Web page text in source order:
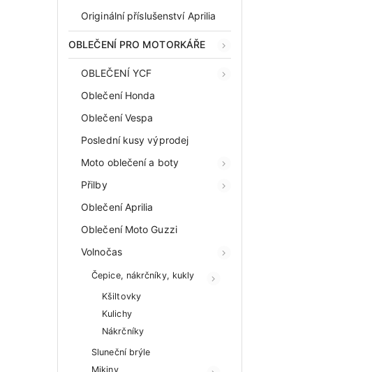
Originální příslušenství Aprilia
OBLEČENÍ PRO MOTORKÁŘE
OBLEČENÍ YCF
Oblečení Honda
Oblečení Vespa
Poslední kusy výprodej
Moto oblečení a boty
Přilby
Oblečení Aprilia
Oblečení Moto Guzzi
Volnočas
Čepice, nákrčníky, kukly
Kšiltovky
Kulichy
Nákrčníky
Sluneční brýle
Mikiny